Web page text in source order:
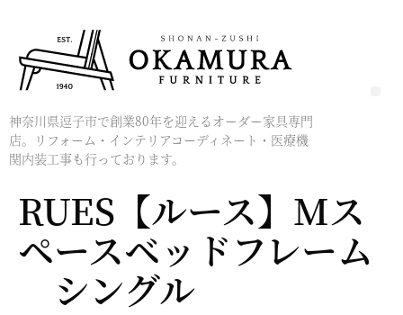
神奈川県逗子市で創業80年を迎えるオーダー家具専門
店。リフォーム・インテリアコーディネート・医療機
関内装工事も行っております。
RUES【ルース】Mス
ペースベッドフレーム
シングル